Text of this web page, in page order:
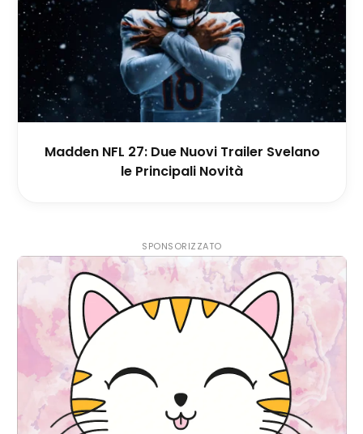
Madden NFL 27: Due Nuovi Trailer Svelano
le Principali Novità
SPONSORIZZATO